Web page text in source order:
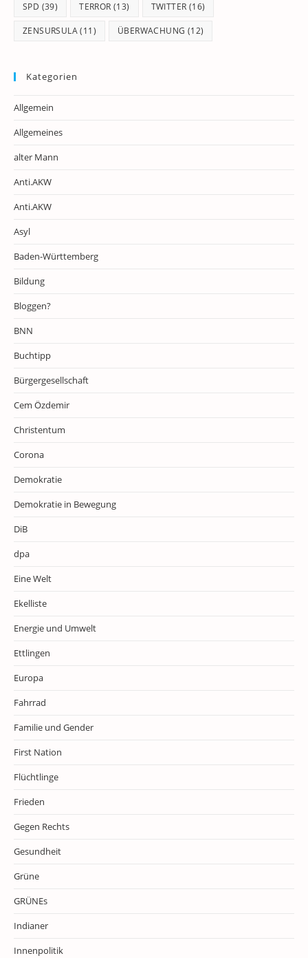
SPD (39) TERROR (13) TWITTER (16)
ZENSURSULA(11) ÜBERWACHUNG (12)
Kategorien
Allgemein
Allgemeines
alter Mann
Anti.AKW
Anti.AKW
Asyl
Baden-Württemberg
Bildung
Bloggen?
BNN
Buchtipp
Bürgergesellschaft
Cem Özdemir
Christentum
Corona
Demokratie
Demokratie in Bewegung
DiB
dpa
Eine Welt
Ekelliste
Energie und Umwelt
Ettlingen
Europa
Fahrrad
Familie und Gender
First Nation
Flüchtlinge
Frieden
Gegen Rechts
Gesundheit
Grüne
GRÜNEs
Indianer
Innenpolitik